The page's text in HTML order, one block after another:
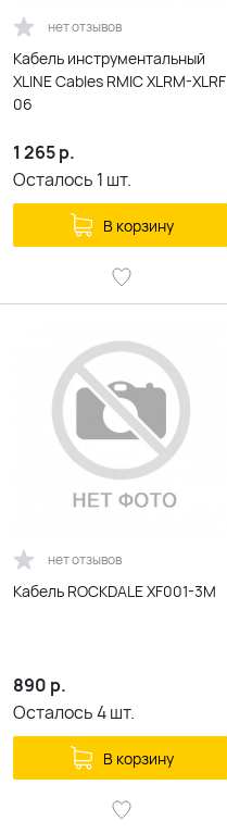
нет отзывов
Кабель инструментальный
XLINE Cables RMIC XLRM-XLRF
06
1 265р.
Осталось 1 шт.
В корзину
нет отзывов
Кабель ROCKDALE XF001-3M
890 р.
Осталось4шт.
В корзину